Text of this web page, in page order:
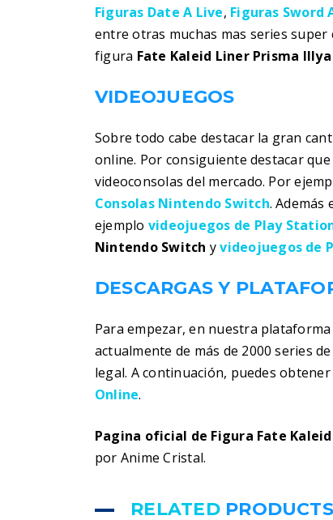
Figuras Date A Live, Figuras Sword
entre otras muchas mas series
figura Fate Kaleid Liner Prisma
VIDEOJUEGOS
Sobre todo cabe destacar la gran
online. Por consiguiente destacar
videoconsolas del mercado. Por
Consolas Nintendo Switch. Además
ejemplo videojuegos de Play
Nintendo Switch yvideojuegos de
DESCARGAS Y
Para empezar, en nuestra
actualmente de más de 2000 series
legal. A continuación, puedes
Online.
Pagina oficial de Figura Fate
por Anime Cristal.
RELATEDPRODUCTS